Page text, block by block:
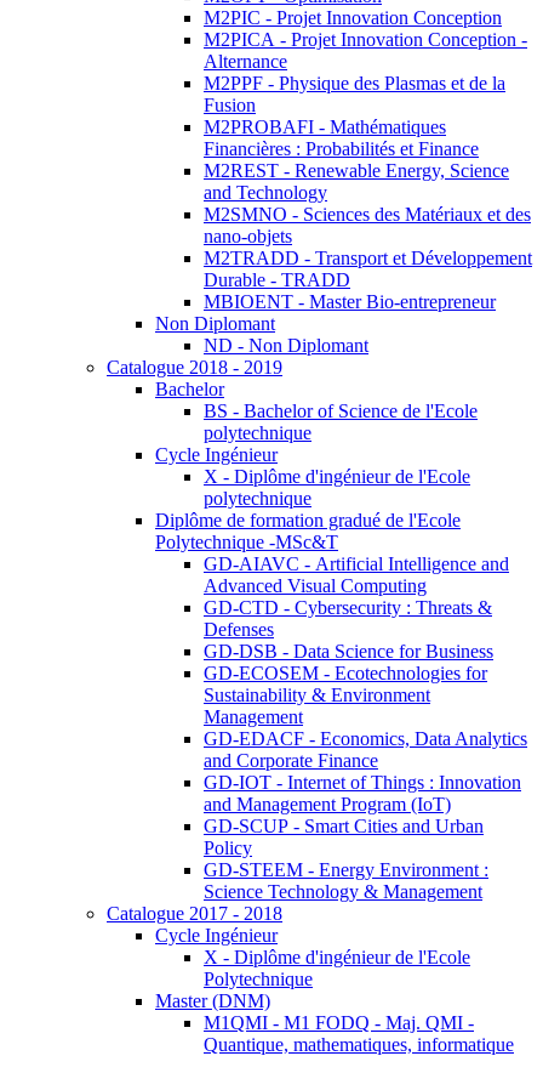
M2PIC - Projet Innovation Conception
M2PICA - Projet Innovation Conception -
Alternance
M2PPF - Physique des Plasmas et de la
Fusion
M2PROBAFI - Mathématiques
Financières : Probabilités et Finance
M2REST - Renewable Energy, Science
and Technology
M2SMNO - Sciences des Matériaux et des
nano-objets
M2TRADD - Transport et Développement
Durable - TRADD
MBIOENT - Master Bio-entrepreneur
Non Diplomant
ND - Non Diplomant
Catalogue 2018 - 2019
Bachelor
BS - Bachelor of Science de l'Ecole
polytechnique
Cycle Ingénieur
X - Diplôme d'ingénieur de l'Ecole
polytechnique
Diplôme de formation gradué de l'Ecole
Polytechnique -MSc&T
GD-AIAVC - Artificial Intelligence and
Advanced Visual Computing
GD-CTD - Cybersecurity : Threats &
Defenses
GD-DSB - Data Science for Business
GD-ECOSEM - Ecotechnologies for
Sustainability & Environment
Management
GD-EDACF - Economics, Data Analytics
and Corporate Finance
GD-IOT - Internet of Things : Innovation
and Management Program (IoT)
GD-SCUP - Smart Cities and Urban
Policy
GD-STEEM - Energy Environment :
Science Technology & Management
Catalogue 2017 - 2018
Cycle Ingénieur
X - Diplôme d'ingénieur de l'Ecole
Polytechnique
Master (DNM)
M1QMI - M1 FODQ - Maj. QMI -
Quantique, mathematiques, informatique